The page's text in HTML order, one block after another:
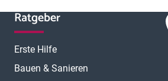
Ratgeber
Erste Hilfe
Bauen & Sanieren